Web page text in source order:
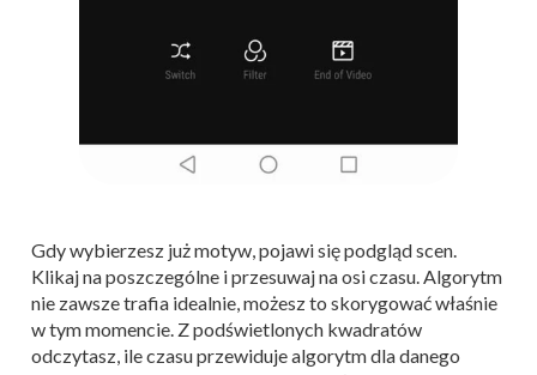
Gdy wybierzesz już motyw, pojawi się podgląd scen.
Klikaj na poszczególne i przesuwaj na osi czasu. Algorytm
nie zawsze trafia idealnie, możesz to skorygować właśnie
w tym momencie. Z podświetlonych kwadratów
odczytasz, ile czasu przewiduje algorytm dla danego